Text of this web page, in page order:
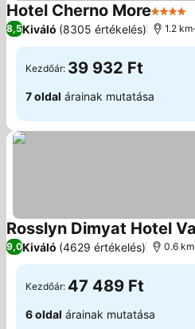
Hotel Cherno More4
8,5Kiváló (8305 értékelés) 1.2
Kezdőár: 39 932 Ft
7 oldal árainak mutatása
Rosslyn Dimyat Hotel
9,0Kiváló (4629 értékelés) 0.6
Kezdőár: 47 489 Ft
6 oldal árainak mutatása